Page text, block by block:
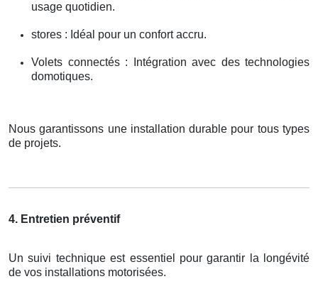
usage quotidien.
stores : Idéal pour un confort accru.
Volets connectés : Intégration avec des technologies
domotiques.
Nous garantissons une installation durable pour tous types
de projets.
4. Entretien préventif
Un suivi technique est essentiel pour garantir la longévité
de vos installations motorisées.